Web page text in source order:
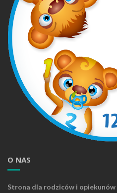
O NAS
Strona dla rodziców i opiekunów